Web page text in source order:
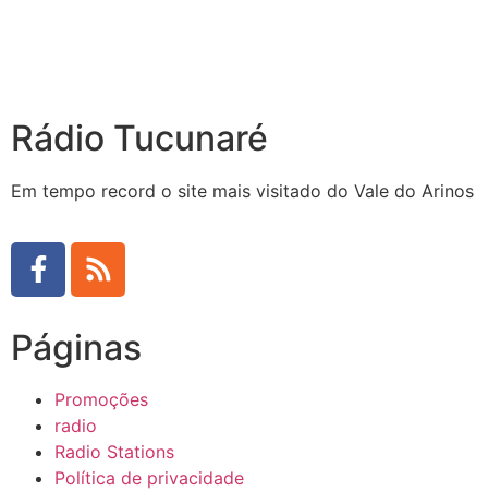
Rádio Tucunaré
Em tempo record o site mais visitado do Vale do Arinos
Páginas
Promoções
radio
Radio Stations
Política de privacidade